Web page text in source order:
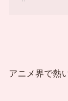
アニメ界で熱